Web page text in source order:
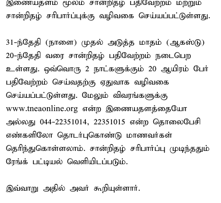
இணையதளம் மூலம் சான்றிதழ் பதிவேற்றம் மற்றும்
சான்றிதழ் சரிபார்ப்புக்கு வழிவகை செய்யப்பட்டுள்ளது.
31-ந்தேதி (நாளை) முதல் அடுத்த மாதம் (ஆகஸ்டு)
20-ந்தேதி வரை சான்றிதழ் பதிவேற்றம் நடைபெற
உள்ளது. ஒவ்வொரு 2 நாட்களுக்கும் 20 ஆயிரம் பேர்
பதிவேற்றம் செய்வதற்கு ஏதுவாக வழிவகை
செய்யப்பட்டுள்ளது. மேலும் விவரங்களுக்கு
www.tneaonline.org என்ற இணையதளத்தையோ
அல்லது 044-22351014, 22351015 என்ற தொலைபேசி
எண்களிலோ தொடர்புகொண்டு மாணவர்கள்
தெரிந்துகொள்ளலாம். சான்றிதழ் சரிபார்ப்பு முடிந்ததும்
ரேங்க் பட்டியல் வெளியிடப்படும்.
இவ்வாறு அதில் அவர் கூறியுள்ளார்.